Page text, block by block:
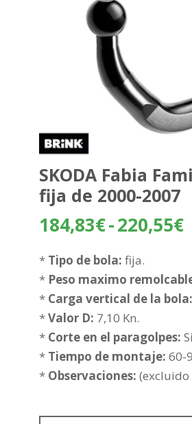
SKODA Fabia
fija de 2000-2007
184,83€-220,55€
* Tipo de bola: fija.
* Peso maximo
* Carga vertical de la bola:
*Valor D: 7,10 Kn.
* Corte en el paragolpes:
* Tiempo de montaje: 60-
* Observaciones: (excluido